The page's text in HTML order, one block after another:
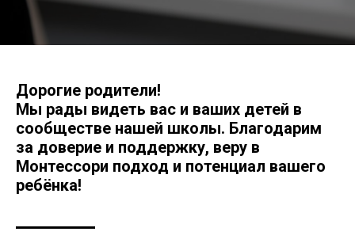
Дорогие родители!
Мы рады видеть вас и ваших детей в
сообществе нашей школы. Благодарим
за доверие и поддержку, веру в
Монтессори подход и потенциал вашего
ребёнка!